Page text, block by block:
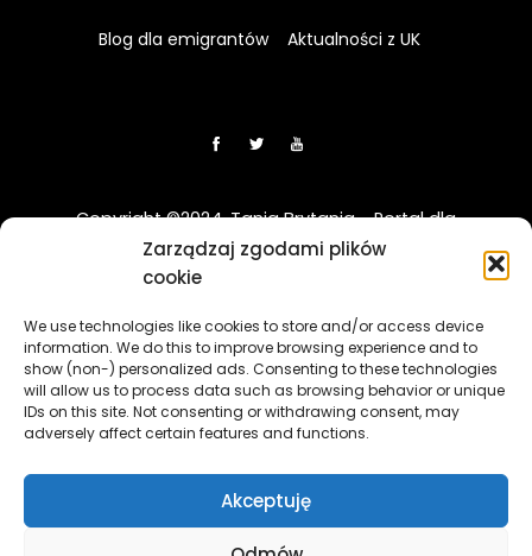
Zarządzaj zgodami plików
cookie
We use technologies like cookies to store and/or access device
information. We do this to improve browsing experience and to
show (non-) personalized ads. Consenting to these technologies
will allow us to process data such as browsing behavior or unique
IDs on this site. Not consenting or withdrawing consent, may
adversely affect certain features and functions.
Akceptuję
Blog dla emigrantów Aktualności z UK
Copyright ©2024. Tania Brytania - Portal dla
Polaków w UK
przez Financial Conduct Authority (FCA) i jest prowadzona
wyłącznie w celach informacyjno-edukacyjnych. Treści
zawierająca linki sponsorowane i afiliacyjne, a klikając w nie
i korzystając z usług reklamodawców lub firm
współpracujących, nasz serwis może otrzymać
Financial Conduct Authority (FCA) and is operated solely for